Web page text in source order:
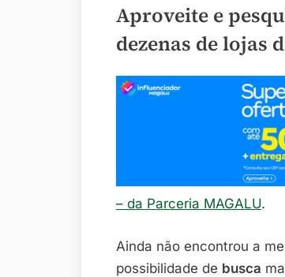
Aproveite e
dezenas de lojas
– da Parceria MAGALU.
Ainda não encontrou a
possibilidade de busca